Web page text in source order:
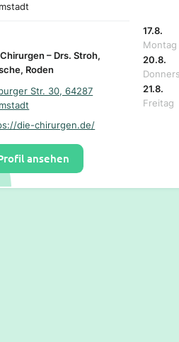
– Drs. Stroh,
Roden
Str. 30, 64287
die-chirurgen.de/
ansehen
17.8.
Montag
20.8.
21.8.
Freitag